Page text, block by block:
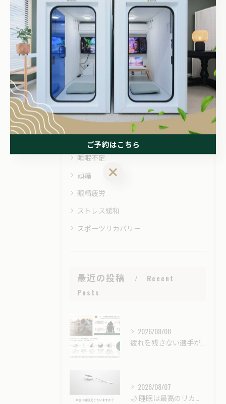
関連タグ
#酸素カプセル #酸素ボックス
カテゴリー Categories
全てのカテゴリー
睡眠不足
頭痛
眼精疲労
ストレス緩和
スポーツリカバリー
最近の投稿
Recent
Posts
2026/08/08
疲れを残さない選手が最後に伸びる｜強くなるための「戦略的リカバリー」とは？
2026/08/07
🌙 睡眠は最高のリカバリー時間。
ご予約はこちら
ご予約はこちら